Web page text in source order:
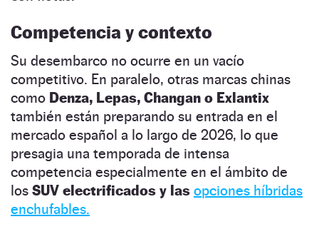
Competencia y contexto
Su desembarco no ocurre en un vacío
competitivo. En paralelo, otras marcas chinas
como Denza, Lepas, Changan o Exlantix
también están preparando su entrada en el
mercado español a lo largo de 2026, lo que
presagia una temporada de intensa
competencia especialmente en el ámbito de
los SUV electrificados y las opciones híbridas
enchufables.